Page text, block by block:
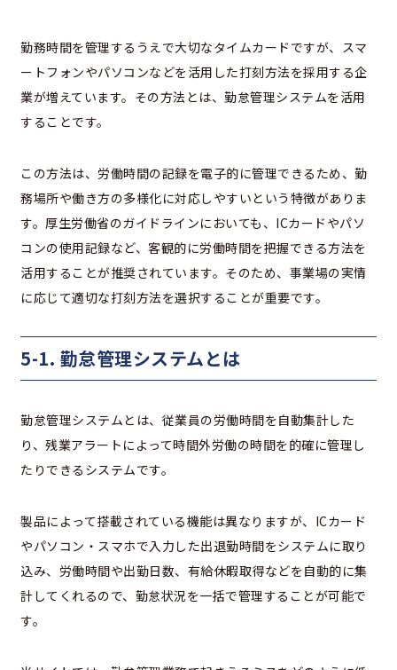
勤務時間を管理するうえで大切なタイムカードですが、スマ
ートフォンやパソコンなどを活用した打刻方法を採用する企
業が増えています。その方法とは、勤怠管理システムを活用
することです。
この方法は、労働時間の記録を電子的に管理できるため、勤
務場所や働き方の多様化に対応しやすいという特徴がありま
す。厚生労働省のガイドラインにおいても、ICカードやパソ
コンの使用記録など、客観的に労働時間を把握できる方法を
活用することが推奨されています。そのため、事業場の実情
に応じて適切な打刻方法を選択することが重要です。
5-1. 勤怠管理システムとは
勤怠管理システムとは、従業員の労働時間を自動集計した
り、残業アラートによって時間外労働の時間を的確に管理し
たりできるシステムです。
製品によって搭載されている機能は異なりますが、ICカード
やパソコン・スマホで入力した出退勤時間をシステムに取り
込み、労働時間や出勤日数、有給休暇取得などを自動的に集
計してくれるので、勤怠状況を一括で管理することが可能で
す。